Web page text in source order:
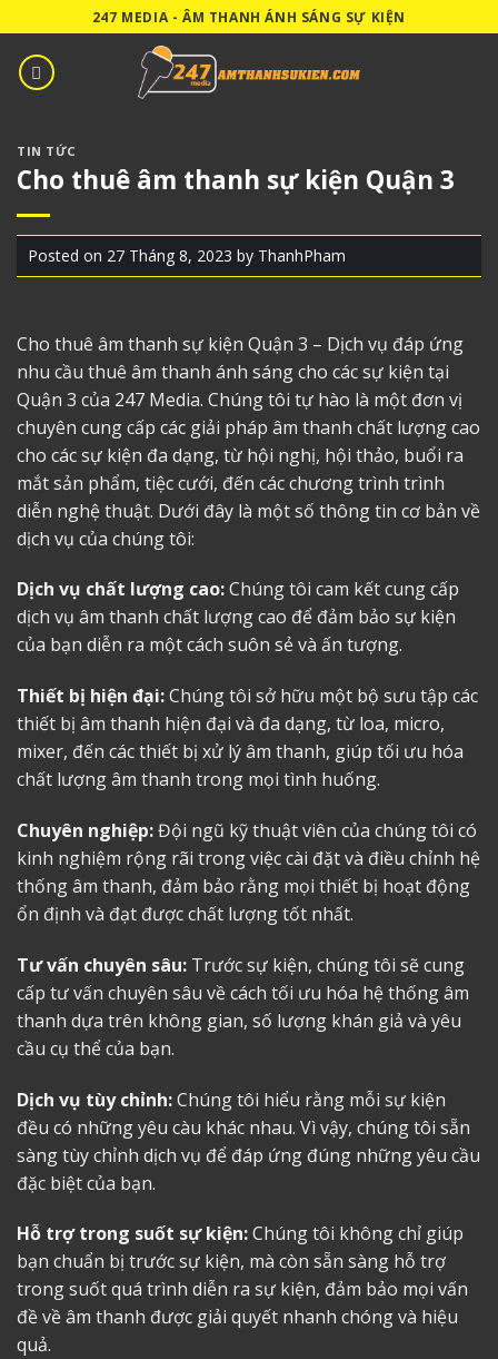
to
content
247 MEDIA - ÂM THANH ÁNH SÁNG SỰ KIỆN
TIN TỨC
Cho thuê âm thanh sự kiện Quận 3
Posted on 27 Tháng 8, 2023 by ThanhPham
Cho thuê âm thanh sự kiện Quận 3 – Dịch vụ đáp ứng
nhu cầu thuê âm thanh ánh sáng cho các sự kiện tại
Quận 3 của 247 Media. Chúng tôi tự hào là một đơn vị
chuyên cung cấp các giải pháp âm thanh chất lượng cao
cho các sự kiện đa dạng, từ hội nghị, hội thảo, buổi ra
mắt sản phẩm, tiệc cưới, đến các chương trình trình
diễn nghệ thuật. Dưới đây là một số thông tin cơ bản về
dịch vụ của chúng tôi:
Dịch vụ chất lượng cao:Chúng tôi cam kết cung cấp
dịch vụ âm thanh chất lượng cao để đảm bảo sự kiện
của bạn diễn ra một cách suôn sẻ và ấn tượng.
Thiết bị hiện đại:Chúng tôi sở hữu một bộ sưu tập các
thiết bị âm thanh hiện đại và đa dạng, từ loa, micro,
mixer, đến các thiết bị xử lý âm thanh, giúp tối ưu hóa
chất lượng âm thanh trong mọi tình huống.
Chuyên nghiệp:Đội ngũ kỹ thuật viên của chúng tôi có
kinh nghiệm rộng rãi trong việc cài đặt và điều chỉnh hệ
thống âm thanh, đảm bảo rằng mọi thiết bị hoạt động
ổn định và đạt được chất lượng tốt nhất.
Tư vấn chuyên sâu: Trước sự kiện, chúng tôi sẽ cung
cấp tư vấn chuyên sâu về cách tối ưu hóa hệ thống âm
thanh dựa trên không gian, số lượng khán giả và yêu
cầu cụ thể của bạn.
Dịch vụ tùy chỉnh:Chúng tôi hiểu rằng mỗi sự kiện
đều có những yêu càu khác nhau. Vì vậy, chúng tôi sẵn
sàng tùy chỉnh dịch vụ để đáp ứng đúng những yêu cầu
đặc biệt của bạn.
Hỗ trợ trong suốt sự kiện:Chúng tôi không chỉ giúp
bạn chuẩn bị trước sự kiện, mà còn sẵn sàng hỗ trợ
trong suốt quá trình diễn ra sự kiện, đảm bảo mọi vấn
đề về âm thanh được giải quyết nhanh chóng và hiệu
quả.